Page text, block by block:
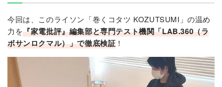
今回は、このライソン「巻くコタツ KOZUTSUMI」の温め
力を『家電批評』編集部と専門テスト機関「LAB.360（ラ
ボサンロクマル）」で徹底検証 ！